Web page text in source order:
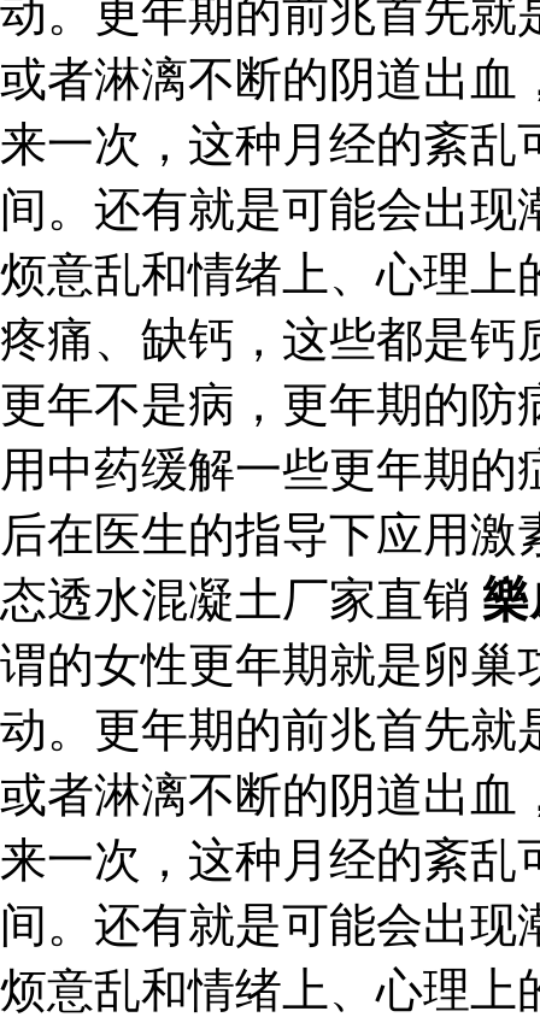
动。更年期的前兆首先就
或者淋漓不断的阴道出血
来一次，这种月经的紊乱
间。还有就是可能会出
烦意乱和情绪上、心理上
疼痛、缺钙，这些都是钙
更年不是病，更年期的防
用中药缓解一些更年期
后在医生的指导下应用激
态透水混凝土厂家直销
谓的女性更年期就是卵巢
动。更年期的前兆首先就
或者淋漓不断的阴道出血
来一次，这种月经的紊乱
间。还有就是可能会出
烦意乱和情绪上、心理上